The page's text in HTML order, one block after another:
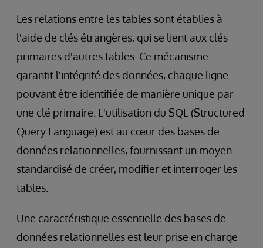
Les relations entre les tables sont établies à
l'aide de clés étrangères, qui se lient aux clés
primaires d'autres tables. Ce mécanisme
garantit l'intégrité des données, chaque ligne
pouvant être identifiée de manière unique par
une clé primaire. L'utilisation du SQL (Structured
Query Language) est au cœur des bases de
données relationnelles, fournissant un moyen
standardisé de créer, modifier et interroger les
tables.
Une caractéristique essentielle des bases de
données relationnelles est leur prise en charge